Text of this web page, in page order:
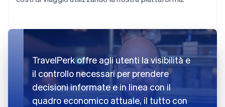
TravelPerk offre agli utenti la visibilità e
il controllo necessari per prendere
decisioni informate e in linea con il
quadro economico attuale, il tutto con